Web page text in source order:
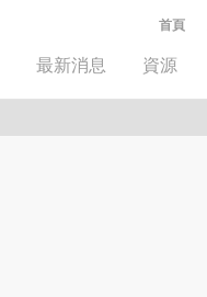
首頁
最新消息 資源